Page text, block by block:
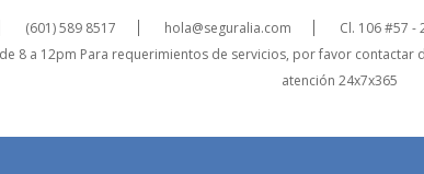
(601) 589 8517 hola@seguralia.com Cl. 106 #57 -
8 a 12pm Para requerimientos de servicios, por favor contactar
atención 24x7x365